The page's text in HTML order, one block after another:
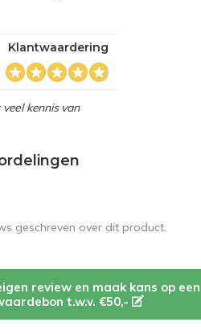
Klantwaardering
kennis van
geschreven over dit product.
review en maak kans op een
t.w.v. €50,-